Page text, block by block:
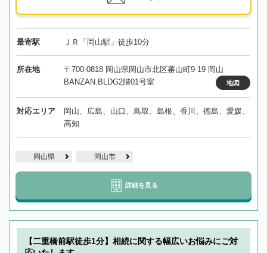
最寄駅 ＪＲ「岡山駅」徒歩10分
所在地
〒700-0818 岡山県岡山市北区蕃山町9-19 岡山
BANZAN.BLDG2階01号室
地図
対応エリア
岡山、広島、山口、鳥取、島根、香川、徳島、愛媛、
高知
岡山県 岡山市
詳細を見る
【二重橋前駅徒歩1分】相続に関する幅広いお悩みにご対